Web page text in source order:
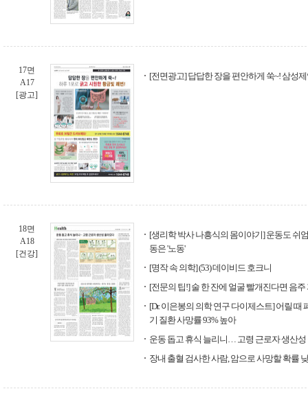
17면
A17
[광고]
[전면광고] 답답한 장을 편안하게 쑥~! 삼성
18면
A18
[건강]
[생리학 박사 나흥식의 몸이야기] 운동도 쉬
동은 '노동'
[명작 속 의학] (53) 데이비드 호크니
[전문의 팁!] 술 한 잔에 얼굴 빨개진다면 음
[Dr. 이은봉의 의학 연구 다이제스트] 어릴 때
기 질환 사망률 93% 높아
운동 돕고 휴식 늘리니… 고령 근로자 생산성
장내 출혈 검사한 사람, 암으로 사망할 확률